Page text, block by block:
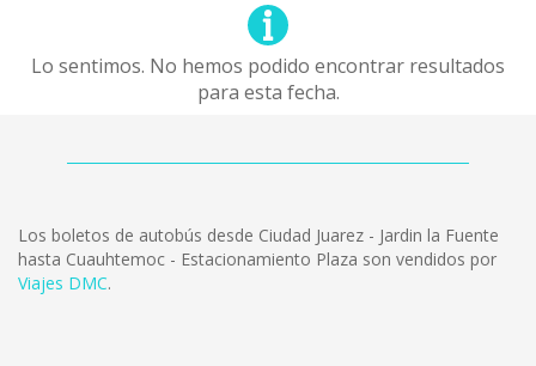
Lo sentimos. No hemos podido encontrar resultados
para esta fecha.
Los boletos de autobús desde Ciudad Juarez - Jardin la Fuente
hasta Cuauhtemoc - Estacionamiento Plaza son vendidos por
Viajes DMC.